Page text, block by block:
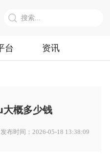
台 资讯
概多少钱
发布时间：2026-05-18 13:38:09